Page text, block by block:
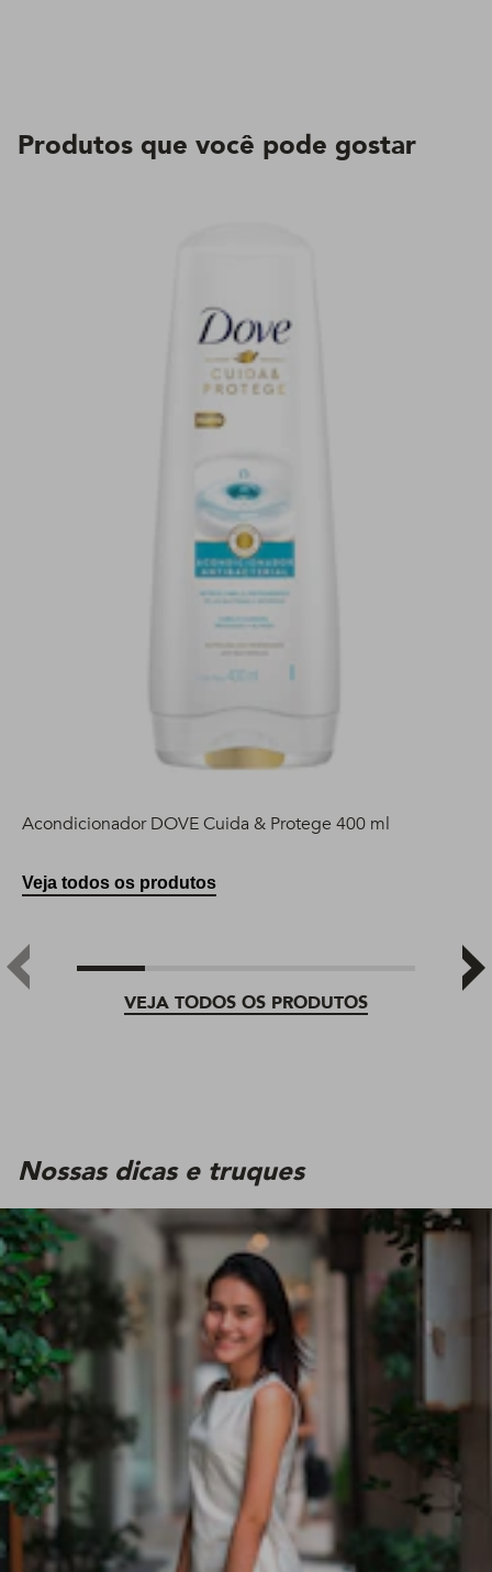
Produtos que você pode gostar
VEJA TODOS OS PRODUTOS
Acondicionador DOVE Cuida & Protege 400 ml
Veja todos os produtos
Nossas dicas e truques